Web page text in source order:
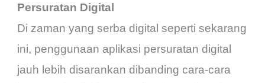
Persuratan Digital
Di zaman yang serba digital seperti sekarang
ini, penggunaan aplikasi persuratan digital
jauh lebih disarankan dibanding cara-cara